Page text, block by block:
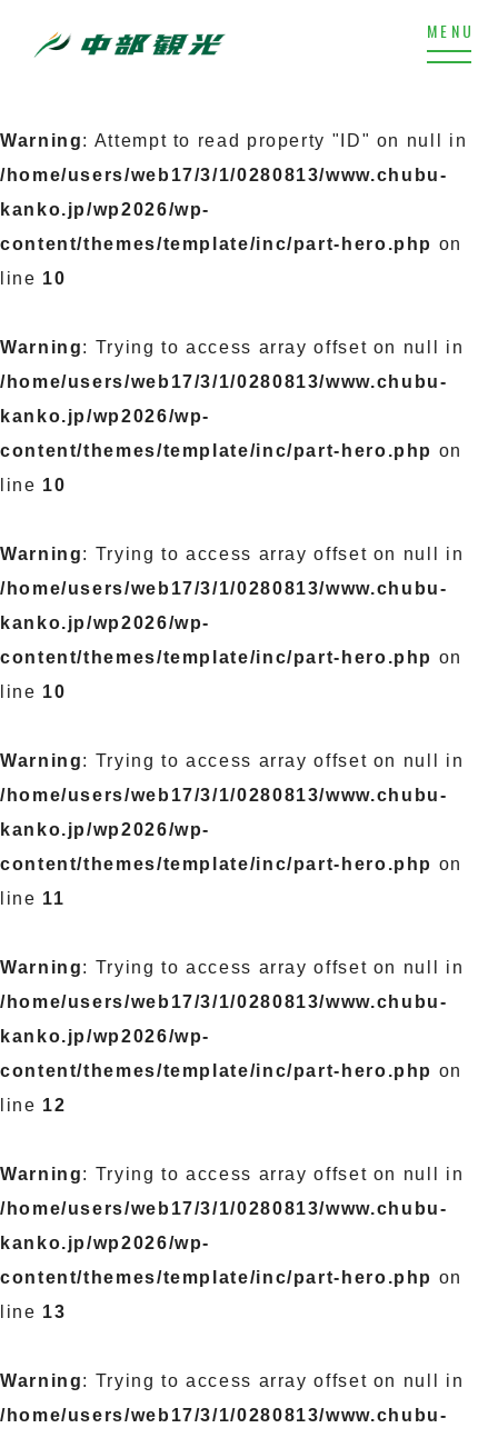
Warning: Attempt to read property "ID" on null in
/home/users/web17/3/1/0280813/www.chubu-
kanko.jp/wp2026/wp-
content/themes/template/inc/part-hero.php on
line 10
Warning: Trying to access array offset on null in
/home/users/web17/3/1/0280813/www.chubu-
kanko.jp/wp2026/wp-
content/themes/template/inc/part-hero.php on
line 10
Warning: Trying to access array offset on null in
/home/users/web17/3/1/0280813/www.chubu-
kanko.jp/wp2026/wp-
content/themes/template/inc/part-hero.php on
line 10
Warning: Trying to access array offset on null in
/home/users/web17/3/1/0280813/www.chubu-
kanko.jp/wp2026/wp-
content/themes/template/inc/part-hero.php on
line 11
Warning: Trying to access array offset on null in
/home/users/web17/3/1/0280813/www.chubu-
kanko.jp/wp2026/wp-
content/themes/template/inc/part-hero.php on
line 12
Warning: Trying to access array offset on null in
/home/users/web17/3/1/0280813/www.chubu-
kanko.jp/wp2026/wp-
content/themes/template/inc/part-hero.php on
line 13
Warning: Trying to access array offset on null in
/home/users/web17/3/1/0280813/www.chubu-